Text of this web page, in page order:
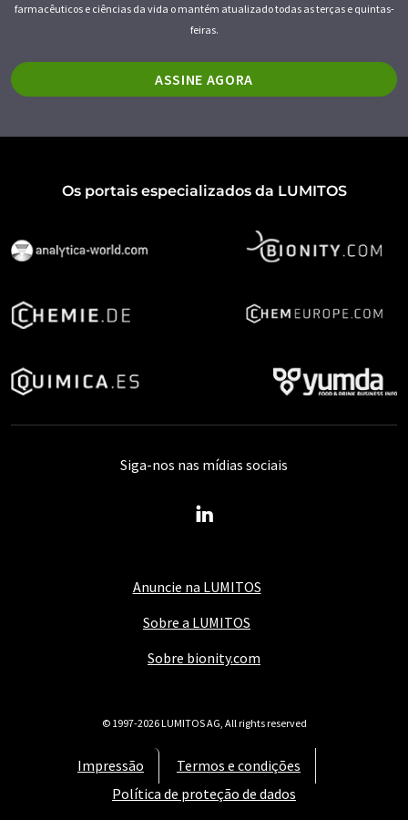
farmacêuticos e ciências da vida o mantém atualizado todas as terças e quintas-
feiras.
ASSINE AGORA
Os portais especializados da LUMITOS
Anuncie na LUMITOS
Sobre a LUMITOS
Sobre bionity.com
Impressão
Termos e condições
Política de proteção de dados
Siga-nos nas mídias sociais
© 1997-2026 LUMITOS AG, All rights reserved